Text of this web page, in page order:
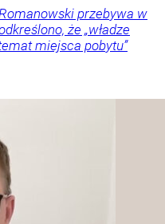
przebywa w
że „władze
miejsca pobytu”